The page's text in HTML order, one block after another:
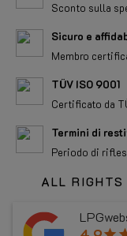
Sconto sulla
Sicuro e
Membro
TÜV ISO 9001
Certificato da
Termini di
Periodo di
ALL RIGHTS
Copyright 2026